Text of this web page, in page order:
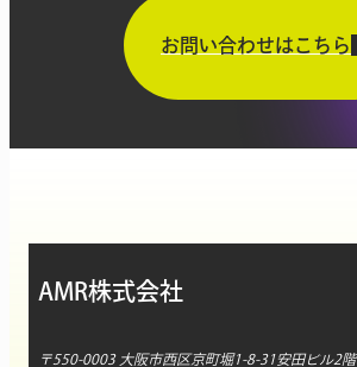
お問い合わせはこちら
AMR株式会社
〒550-0003 大阪市西区京町堀1-8-31安田ビル2階